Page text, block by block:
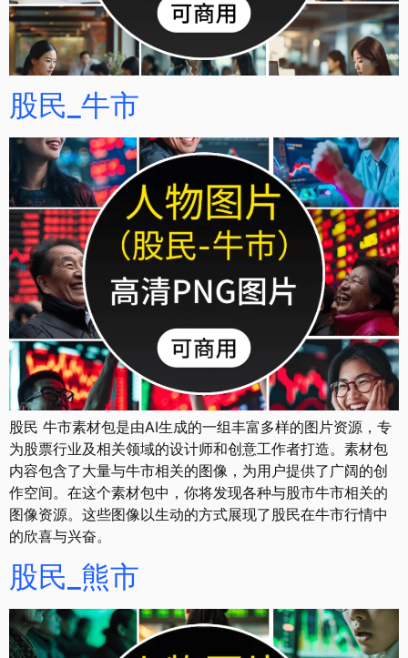
股民_牛市
股民 牛市素材包是由AI生成的一组丰富多样的图片资源，专
为股票行业及相关领域的设计师和创意工作者打造。素材包
内容包含了大量与牛市相关的图像，为用户提供了广阔的创
作空间。在这个素材包中，你将发现各种与股市牛市相关的
图像资源。这些图像以生动的方式展现了股民在牛市行情中
的欣喜与兴奋。
股民_熊市